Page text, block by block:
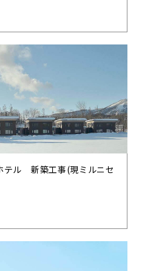
ル 新築工事(現ミルニセ